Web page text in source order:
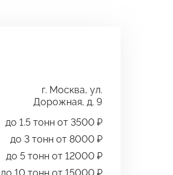
г. Москва, ул.
Дорожная, д. 9
до 1.5 тонн от 3500 ₽
до 3 тонн от 8000 ₽
до 5 тонн от 12000 ₽